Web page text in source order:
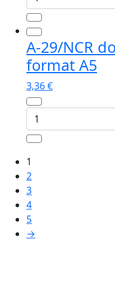
28a/NCR
blagajnički
izvještaj
format
A4
količina
A-29/NCR
format A5
3,36€
29/NCR
dostavnica
s
primkom
format
A5
količina
1
2
3
4
5
→